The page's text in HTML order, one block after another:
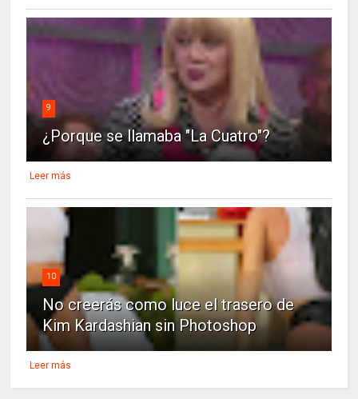
9
¿Porque se llamaba "La Cuatro"?
Leer más
10
No creerás como luce el trasero de
Kim Kardashian sin Photoshop
Leer más